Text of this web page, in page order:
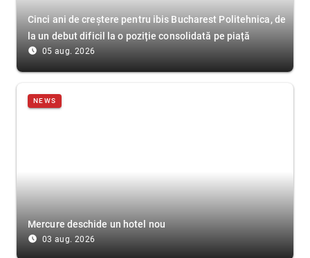
Cinci ani de creștere pentru ibis Bucharest Politehnica, de
la un debut dificil la o poziție consolidată pe piață
access_time_filled 05 aug. 2026
NEWS
Mercure deschide un hotel nou
access_time_filled 03 aug. 2026